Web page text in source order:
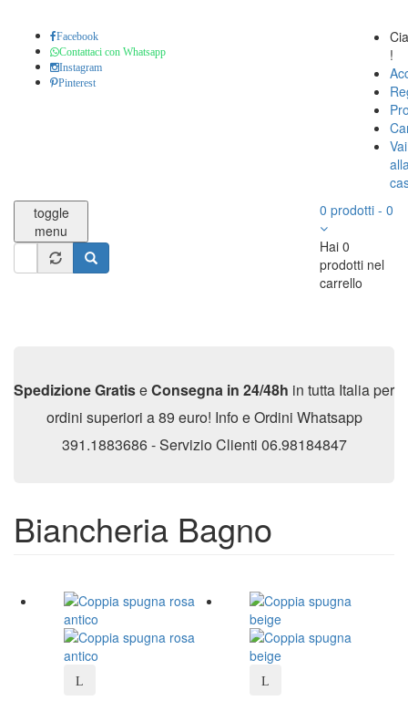
Facebook
Contattaci con Whatsapp
Instagram
Pinterest
!
Vai
toggle
menu
Form
0 prodotti - 0
Hai 0
prodotti nel
carrello
Spedizione GratiseConsegna in 24/48h in tutta Italia per
ordini superiori a 89 euro! Info e Ordini Whatsapp
391.1883686 - Servizio Clienti 06.98184847
Biancheria Bagno